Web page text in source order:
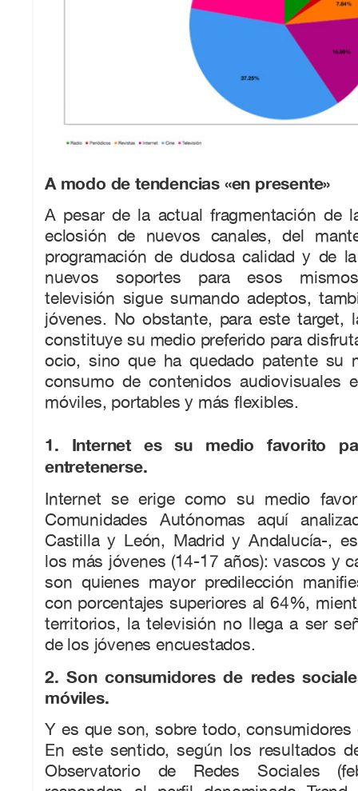
A modo de tendencias «en presente»
A pesar de la actual fragmentación de
eclosión de nuevos canales, del
programación de dudosa calidad y de
nuevos soportes para esos
televisión sigue sumando adeptos,
jóvenes. No obstante, para este target,
constituye su medio preferido para
ocio, sino que ha quedado patente su
consumo de contenidos audiovisuales
móviles, portables y más flexibles.
1. Internet es su medio favorito
entretenerse.
Internet se erige como su medio
Comunidades Autónomas aquí
Castilla y León, Madrid y Andalucía-,
los más jóvenes (14-17 años): vascos y
son quienes mayor predilección
con porcentajes superiores al 64%,
territorios, la televisión no llega a ser
de los jóvenes encuestados.
2. Son consumidores de redes
móviles.
Y es que son, sobre todo, consumidores
En este sentido, según los resultados
Observatorio de Redes Sociales